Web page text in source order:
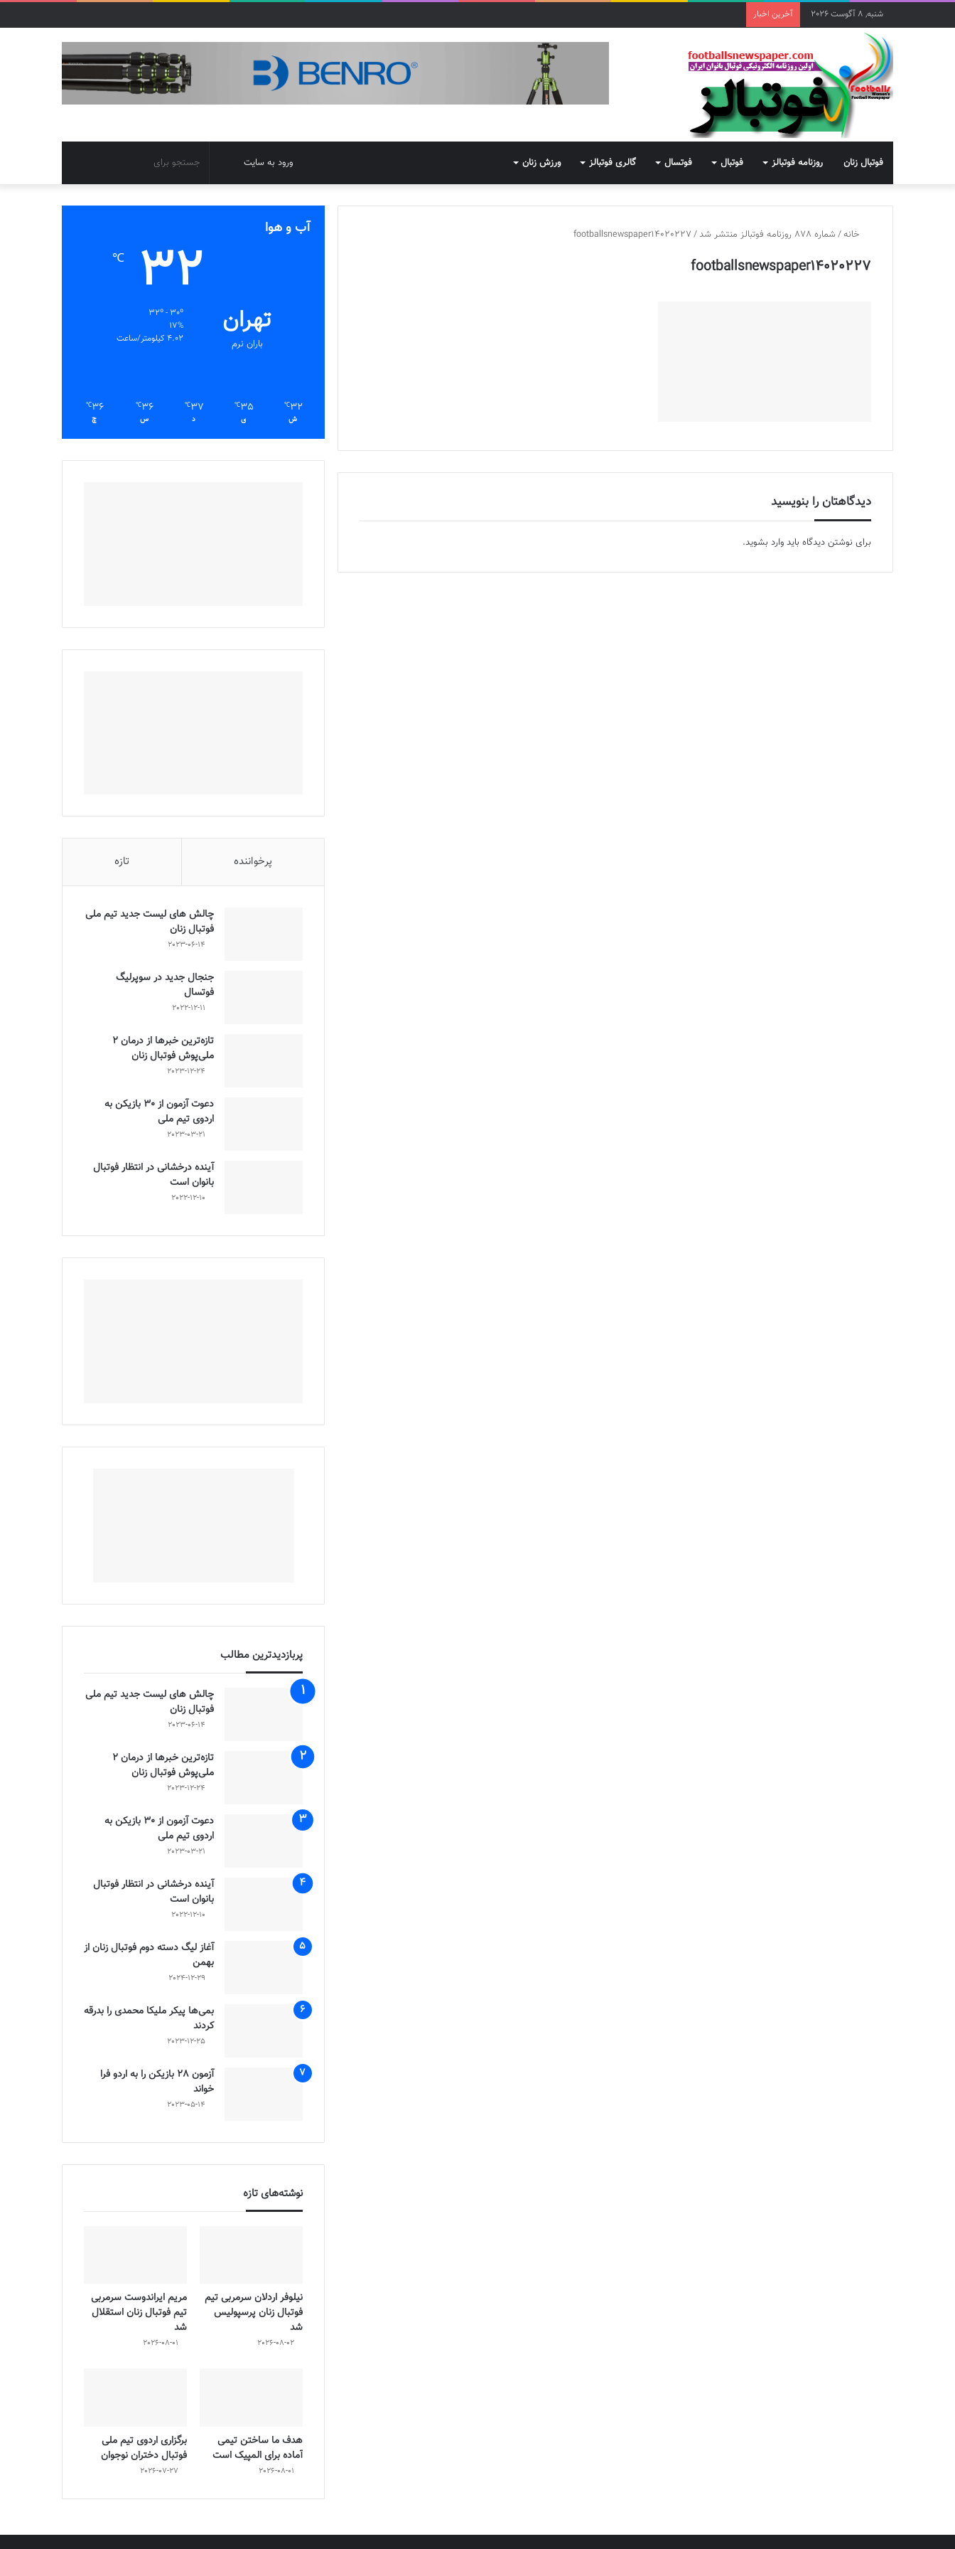
شنبه, 8 آگوست 2026 آخرین اخبار
فوتبال زنان روزنامه فوتبالز فوتبال فوتسال گالری فوتبالز ورزش زنان
برای
تغییر
پوسته
ورود به سایت
خانه/شماره 878 روزنامه فوتبالز منتشر شد /
footballsnewspaper14020227
footballsnewspaper14020227
دیدگاهتان را بنویسید
برای نوشتن دیدگاه باید وارد بشوید.
آب و هوا
تهران
باران نرم
32
℃
17%
4.02 کیلومتر/ساعت
32
℃
ش
35
℃
ی
37
℃
د
36
℃
س
36
℃
چ
پرخواننده تازه
چالش هاى ليست جدید تيم ملى
فوتبال زنان
2023-06-14
جنجال جدید در سوپرلیگ
فوتسال
2022-12-11
تازه‌ترین خبرها از درمان ۲
ملی‌پوش فوتبال زنان
2023-12-24
دعوت آزمون از 30 بازیکن به
اردوی تیم ملی
2023-03-21
آینده درخشانی در انتظار فوتبال
بانوان است
2022-12-10
پربازدیدترین مطالب
چالش هاى ليست جدید تيم ملى
فوتبال زنان
2023-06-14
تازه‌ترین خبرها از درمان ۲
ملی‌پوش فوتبال زنان
2023-12-24
دعوت آزمون از 30 بازیکن به
اردوی تیم ملی
2023-03-21
آینده درخشانی در انتظار فوتبال
بانوان است
2022-12-10
آغاز لیگ دسته دوم فوتبال زنان از
بهمن
2024-12-29
بمی‌ها پیکر ملیکا محمدی را بدرقه
کردند
2023-12-25
آزمون 28 بازیکن را به اردو فرا
خواند
2023-05-14
نوشته‌های تازه
نیلوفر اردلان سرمربی تیم
فوتبال زنان پرسپولیس
شد
2026-08-02
مریم ایراندوست سرمربی
تیم فوتبال زنان استقلال
شد
2026-08-01
هدف ما ساختن تیمی
آماده برای المپیک است
2026-08-01
برگزاری اردوی تیم ملی
فوتبال دختران نوجوان
2026-07-27